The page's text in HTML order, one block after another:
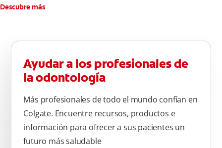
Descubre más
Ayudar a los profesionales de
la odontología
Más profesionales de todo el mundo confían en
Colgate. Encuentre recursos, productos e
información para ofrecer a sus pacientes un
futuro más saludable